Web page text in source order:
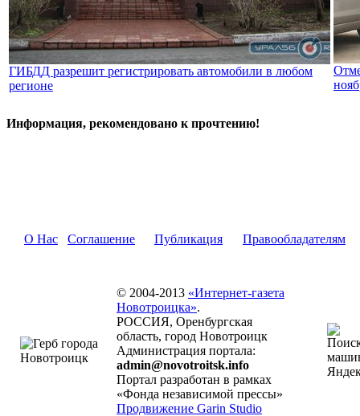
ГИБДД разрешит регистрировать автомобили в любом
регионе
Информация, рекомендовано к прочтению!
О Нас Соглашение Публикация Правообладателям
© 2004-2013 «Интернет-газета
Новотроицка».
РОССИЯ, Оренбургская
область, город Новотроицк
Администрация портала:
admin@novotroitsk.info
Портал разработан в рамках
«Фонда независимой прессы»
Продвижение Garin Studio